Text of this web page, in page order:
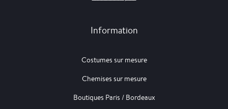
Information
Costumes sur mesure
Chemises sur mesure
Boutiques Paris / Bordeaux